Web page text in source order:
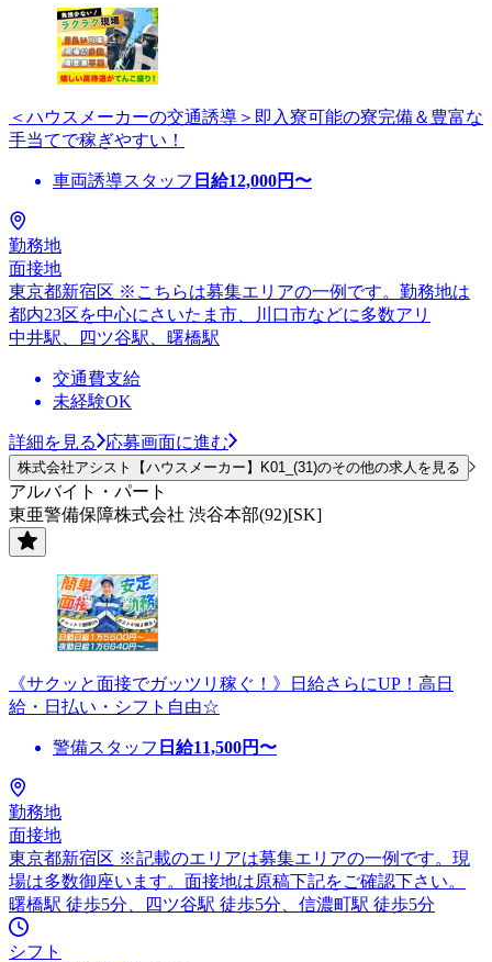
＜ハウスメーカーの交通誘導＞即入寮可能の寮完備＆豊富な
手当てで稼ぎやすい！
車両誘導スタッフ 日給12,000円〜
勤務地
面接地
東京都新宿区 ※こちらは募集エリアの一例です。勤務地は
都内23区を中心にさいたま市、川口市などに多数アリ
中井駅、四ツ谷駅、曙橋駅
交通費支給
未経験OK
詳細を見る 応募画面に進む
株式会社アシスト【ハウスメーカー】K01_(31)のその他の求人を見る
アルバイト・パート
東亜警備保障株式会社 渋谷本部(92)[SK]
《サクッと面接でガッツリ稼ぐ！》日給さらにUP！高日
給・日払い・シフト自由☆
警備スタッフ 日給11,500円〜
勤務地
面接地
東京都新宿区 ※記載のエリアは募集エリアの一例です。現
場は多数御座います。面接地は原稿下記をご確認下さい。
曙橋駅 徒歩5分、四ツ谷駅 徒歩5分、信濃町駅 徒歩5分
シフト